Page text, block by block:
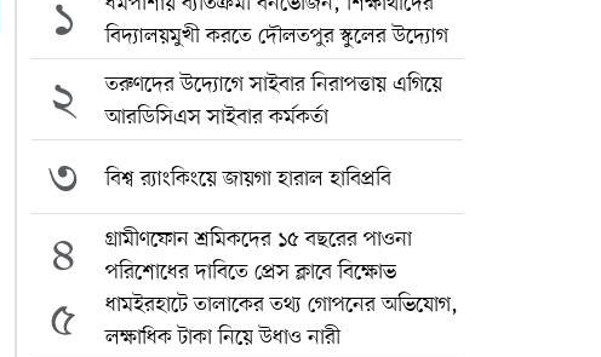
১
বিদ্যালয়মুখী করতে দৌলতপুর স্কুলের উদ্যোগ
২
তরুণদের উদ্যোগে সাইবার নিরাপত্তায় এগিয়ে
আরডিসিএস সাইবার কর্মকর্তা
৩ বিশ্ব র‍্যাংকিংয়ে জায়গা হারাল হাবিপ্রবি
৪
গ্রামীণফোন শ্রমিকদের ১৫ বছরের পাওনা
পরিশোধের দাবিতে প্রেস ক্লাবে বিক্ষোভ
৫
ধামইরহাটে তালাকের তথ্য গোপনের অভিযোগ,
লক্ষাধিক টাকা নিয়ে উধাও নারী